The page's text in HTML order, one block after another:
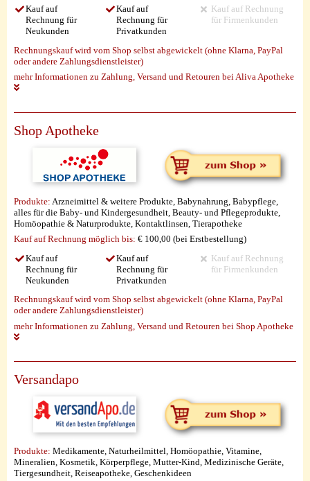
Kauf auf
Rechnung für
Neukunden
Kauf auf
Rechnung für
Privatkunden
Kauf auf Rechnung
für Firmenkunden
Rechnungskauf wird vom Shop selbst abgewickelt (ohne Klarna, PayPal
oder andere Zahlungsdienstleister)
mehr Informationen zu Zahlung, Versand und Retouren bei Aliva Apotheke
Shop Apotheke
Produkte: Arzneimittel & weitere Produkte, Babynahrung, Babypflege,
alles für die Baby- und Kindergesundheit, Beauty- und Pflegeprodukte,
Homöopathie & Naturprodukte, Kontaktlinsen, Tierapotheke
Kauf auf Rechnung möglich bis: € 100,00 (bei Erstbestellung)
Kauf auf
Rechnung für
Neukunden
Kauf auf
Rechnung für
Privatkunden
Kauf auf Rechnung
für Firmenkunden
Rechnungskauf wird vom Shop selbst abgewickelt (ohne Klarna, PayPal
oder andere Zahlungsdienstleister)
mehr Informationen zu Zahlung, Versand und Retouren bei Shop Apotheke
Versandapo
Produkte: Medikamente, Naturheilmittel, Homöopathie, Vitamine,
Mineralien, Kosmetik, Körperpflege, Mutter-Kind, Medizinische Geräte,
Tiergesundheit, Reiseapotheke, Geschenkideen